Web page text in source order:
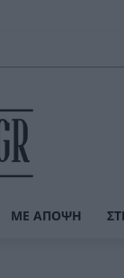
ΜΕ ΆΠΟΨΗ